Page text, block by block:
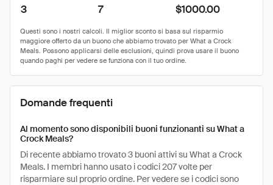
3 7 $1000.00
Domande frequenti
Al momento sono disponibili buoni funzionanti su What a
Crock Meals?
Di recente abbiamo trovato 3 buoni attivi su What a Crock
Meals. I membri hanno usato i codici 207 volte per
risparmiare sul proprio ordine. Per vedere se i codici sono